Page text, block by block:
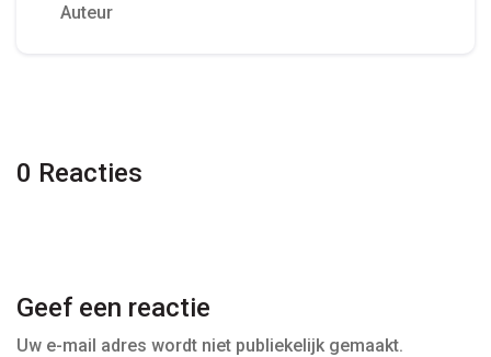
Auteur
0 Reacties
Geef een reactie
Uw e-mail adres wordt niet publiekelijk gemaakt.